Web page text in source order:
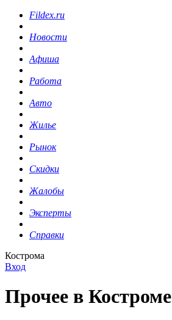
Fildex.ru
Новости
Афиша
Работа
Авто
Жилье
Рынок
Скидки
Жалобы
Эксперты
Справки
Кострома
Вход
Прочее в Костроме